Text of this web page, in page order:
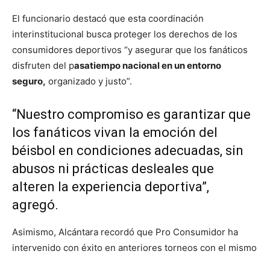
El funcionario destacó que esta coordinación
interinstitucional busca proteger los derechos de los
consumidores deportivos “y asegurar que los fanáticos
disfruten del pasatiempo nacional en un entorno
seguro, organizado y justo”.
“Nuestro compromiso es garantizar que
los fanáticos vivan la emoción del
béisbol en condiciones adecuadas, sin
abusos ni prácticas desleales que
alteren la experiencia deportiva”,
agregó.
Asimismo, Alcántara recordó que Pro Consumidor ha
intervenido con éxito en anteriores torneos con el mismo